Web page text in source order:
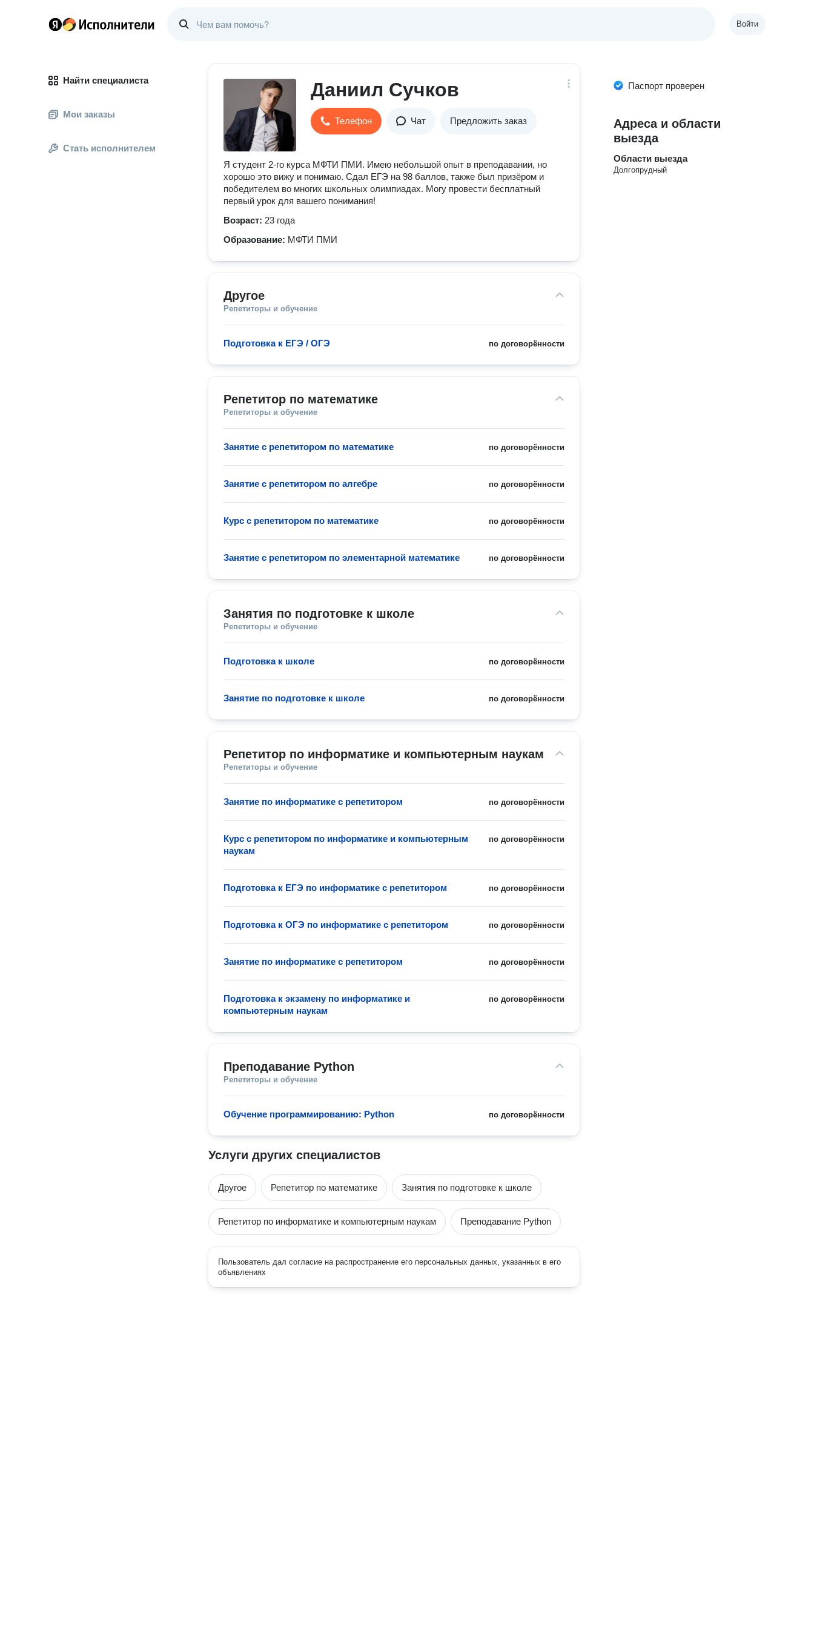
Войти
Найти специалиста
Мои заказы
Стать исполнителем
Даниил Сучков
Телефон Чат Предложить заказ
Я студент 2-го курса МФТИ ПМИ. Имею небольшой опыт в преподавании, но
хорошо это вижу и понимаю. Сдал ЕГЭ на 98 баллов, также был призёром и
победителем во многих школьных олимпиадах. Могу провести бесплатный
первый урок для вашего понимания!
Возраст: 23 года
Образование: МФТИ ПМИ
Другое
Репетиторы и обучение
по договорённости
Подготовка к ЕГЭ / ОГЭ
Репетитор по математике
Репетиторы и обучение
по договорённости
Занятие с репетитором по математике
по договорённости
Занятие с репетитором по алгебре
по договорённости
Курс с репетитором по математике
по договорённости
Занятие с репетитором по элементарной математике
Занятия по подготовке к школе
Репетиторы и обучение
по договорённости
Подготовка к школе
по договорённости
Занятие по подготовке к школе
Репетитор по информатике и компьютерным наукам
Репетиторы и обучение
по договорённости
Занятие по информатике с репетитором
по договорённости
Курс с репетитором по информатике и компьютерным
наукам
по договорённости
Подготовка к ЕГЭ по информатике с репетитором
по договорённости
Подготовка к ОГЭ по информатике с репетитором
по договорённости
Занятие по информатике с репетитором
по договорённости
Подготовка к экзамену по информатике и
компьютерным наукам
Преподавание Python
Репетиторы и обучение
по договорённости
Обучение программированию: Python
Услуги других специалистов
Другое Репетитор по математике Занятия по подготовке к школе
Репетитор по информатике и компьютерным наукам Преподавание Python
Пользователь дал согласие на распространение его персональных данных, указанных в его
объявлениях
Паспорт проверен
Адреса и области
выезда
Области выезда
Долгопрудный